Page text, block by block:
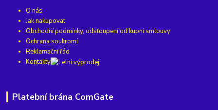
O nás
Jak nakupovat
Obchodní podmínky, odstoupení od kupní smlouvy
Ochrana soukromí
Reklamační řád
Kontakty
Platební brána ComGate